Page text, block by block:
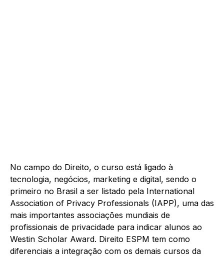
No campo do Direito, o curso está ligado à
tecnologia, negócios, marketing e digital, sendo o
primeiro no Brasil a ser listado pela International
Association of Privacy Professionals (IAPP), uma das
mais importantes associações mundiais de
profissionais de privacidade para indicar alunos ao
Westin Scholar Award. Direito ESPM tem como
diferenciais a integração com os demais cursos da